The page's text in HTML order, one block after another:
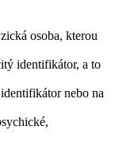
osoba, kterou
identifikátor, a to
nebo na